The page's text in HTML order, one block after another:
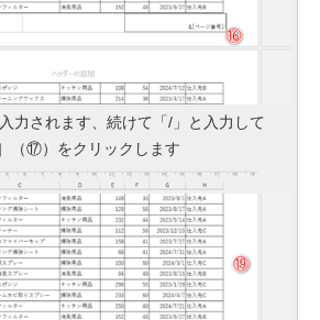
力されます、続けて「/」と入力して
（⑰）をクリックします